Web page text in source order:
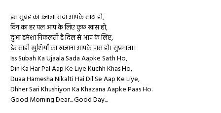
इस सुबह का उजाला सदा आपके साथ हो,
दिन का हर पल आप के लिए कुछ खास हो,
दुआ हमेशा निकलती है दिल से आप के लिए,
ढेर साडी खुशियों का खजाना आपके पास हो। सुप्रभात।।
Iss Subah Ka Ujaala Sada Aapke Sath Ho,
Din Ka Har Pal Aap Ke Liye Kuchh Khas Ho,
Duaa Hamesha Nikalti Hai Dil Se Aap Ke Liye,
Dhher Sari Khushiyon Ka Khazana Aapke Paas Ho.
Good Morning Dear... Good Day...